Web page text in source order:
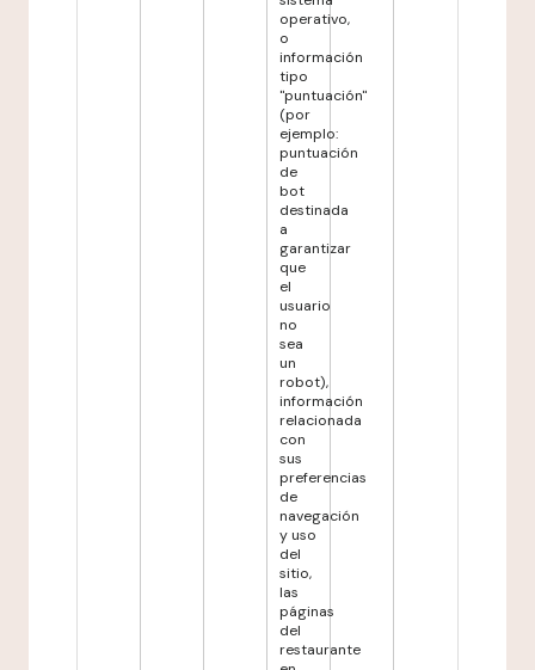
operativo,
o
información
tipo
"puntuación"
(por
ejemplo:
puntuación
de
bot
destinada
a
garantizar
que
el
usuario
no
sea
un
robot),
información
relacionada
con
sus
preferencias
de
navegación
y uso
del
sitio,
las
páginas
del
restaurante